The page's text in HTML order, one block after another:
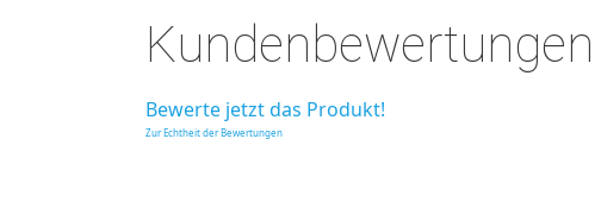
Kundenbewertungen
Bewerte jetzt das Produkt!
Zur Echtheit der Bewertungen